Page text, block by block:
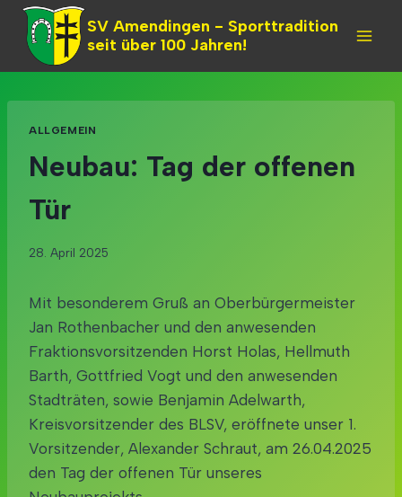
Skip
content
SV Amendingen - Sporttradition
seit über 100 Jahren!
ALLGEMEIN
Neubau: Tag der offenen
Tür
28. April 2025
Mit besonderem Gruß an Oberbürgermeister
Jan Rothenbacher und den anwesenden
Fraktionsvorsitzenden Horst Holas, Hellmuth
Barth, Gottfried Vogt und den anwesenden
Stadträten, sowie Benjamin Adelwarth,
Kreisvorsitzender des BLSV, eröffnete unser 1.
Vorsitzender, Alexander Schraut, am 26.04.2025
den Tag der offenen Tür unseres